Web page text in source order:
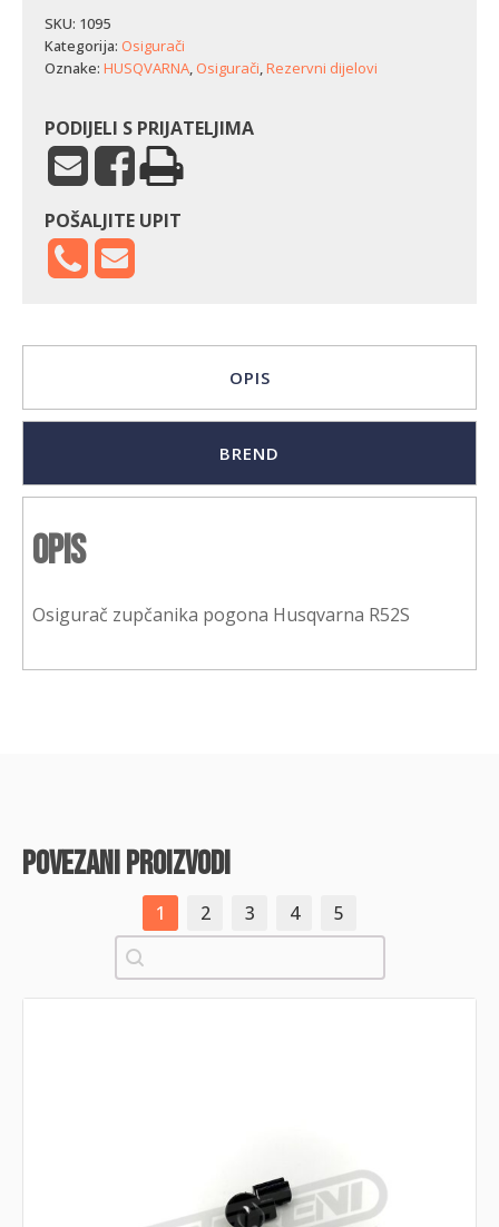
Husqvarna
R52S
količina
SKU: 1095
Kategorija: Osigurači
Oznake: HUSQVARNA, Osigurači,Rezervni dijelovi
PODIJELI S PRIJATELJIMA
POŠALJITE UPIT
OPIS
BREND
Opis
Osigurač zupčanika pogona Husqvarna R52S
povezani proizvodi
1 2 3 4
5
Pretraži